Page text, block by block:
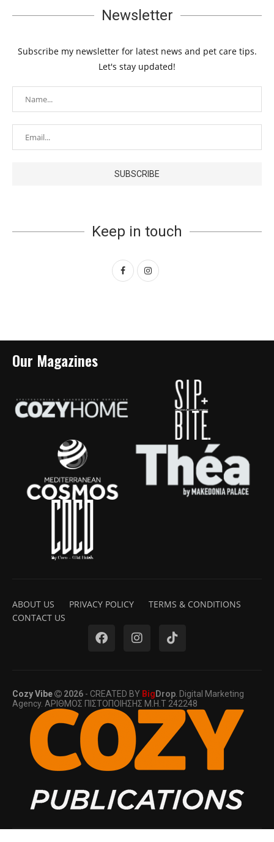
Newsletter
Subscribe my newsletter for latest news and pet care tips.
Let's stay updated!
Keep in touch
Our Magazines
ABOUT US PRIVACY POLICY
TERMS & CONDITIONS
CONTACT US
Cozy Vibe 2026 - CREATED BY BigDrop . Digital Marketing
Agency. ΑΡΙΘΜΟΣ ΠΙΣΤΟΠΟΙΗΣΗΣ Μ.Η.Τ 242248